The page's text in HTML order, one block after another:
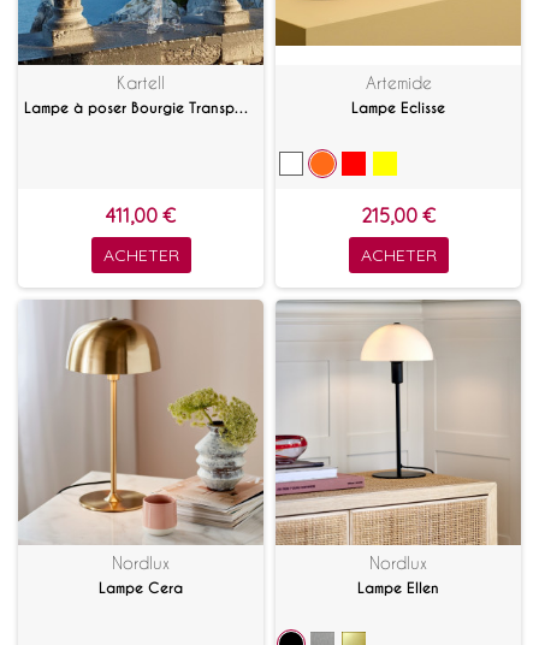
Kartell
Lampe à poser Bourgie Transparent
411,00 €
ACHETER
Artemide
Lampe Eclisse
215,00 €
ACHETER
Nordlux
Lampe Cera
Nordlux
Lampe Ellen